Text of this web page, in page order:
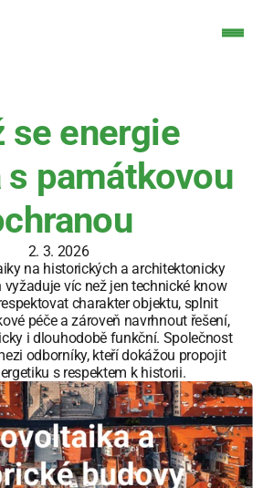
se energie
s památkovou
2. 3. 2026
na historických a architektonicky
víc než jen technické know
charakter objektu, splnit
péče a zároveň navrhnout řešení,
i dlouhodobě funkční. Společnost
odborníky, kteří dokážou propojit
s respektem k historii.